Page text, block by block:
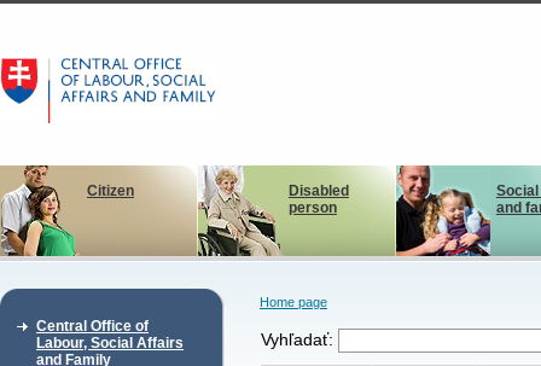
Citizen
Disabled
person
and
Central Office of
Labour, Social Affairs
and Family
Home page
Vyhľadať: